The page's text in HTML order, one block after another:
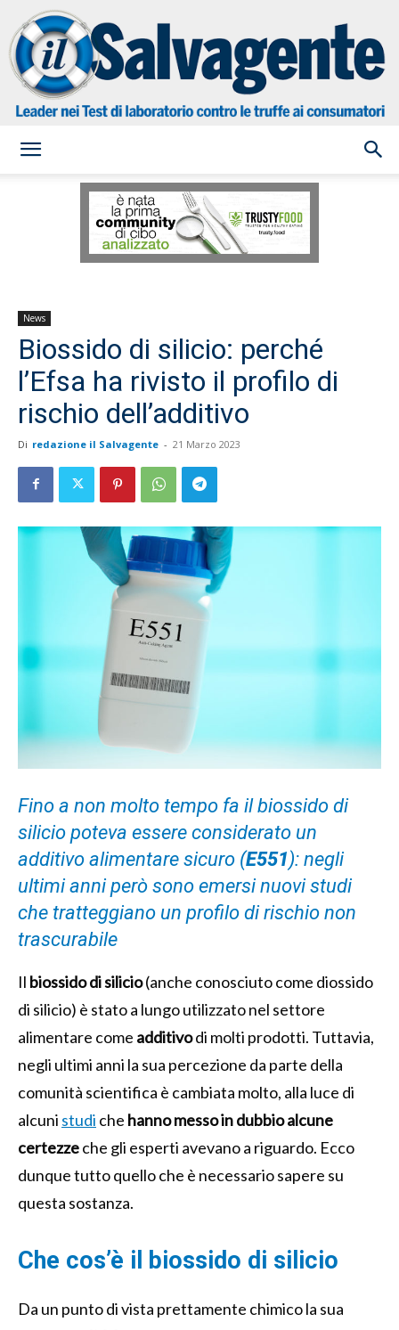
Salvagente
News
Biossido di silicio: perché
l’Efsa ha rivisto il profilo di
rischio dell’additivo
Di redazione il Salvagente - 21 Marzo 2023
Fino a non molto tempo fa il biossido di
silicio poteva essere considerato un
additivo alimentare sicuro (E551): negli
ultimi anni però sono emersi nuovi studi
che tratteggiano un profilo di rischio non
trascurabile
Il biossido di silicio(anche conosciuto come diossido
di silicio) è stato a lungo utilizzato nel settore
alimentare come additivodi molti prodotti. Tuttavia,
negli ultimi anni la sua percezione da parte della
comunità scientifica è cambiata molto, alla luce di
alcuni studi che hanno messo in dubbio alcune
certezzeche gli esperti avevano a riguardo. Ecco
dunque tutto quello che è necessario sapere su
questa sostanza.
Che cos’è il biossido di silicio
Da un punto di vista prettamente chimico la sua